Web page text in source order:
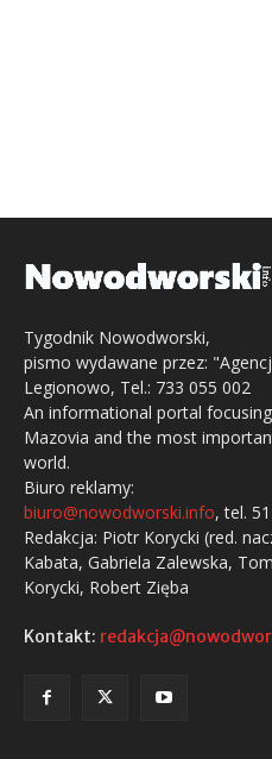
Tygodnik Nowodworski,
pismo wydawane przez:
Legionowo, Tel.: 733 055 002
An informational portal
Mazovia and the most
world.
Biuro reklamy:
biuro@nowodworski.info, tel.
Redakcja: Piotr Korycki (red.
Kabata, Gabriela Zalewska,
Korycki, Robert Zięba
Kontakt: